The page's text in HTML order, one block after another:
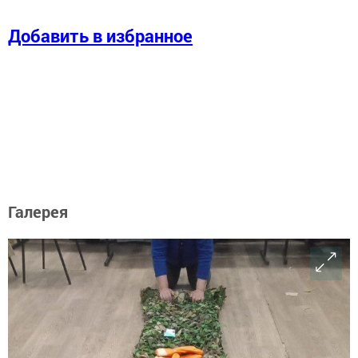
Добавить в избранное
Галерея